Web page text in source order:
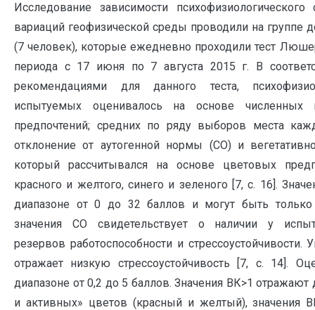
Исследование зависимости психофизиологического
вариаций геофизической среды проводили на группе
(7 человек), которые ежедневно проходили тест
периода с 17 июня по 7 августа 2015 г. В
рекомендациями для данного теста,
испытуемых оценивалось на основе численных
предпочтений; средних по ряду выборов места
отклонение от аутогенной нормы (СО) и
который рассчитывался на основе цветовых
красного и желтого, синего и зеленого [7, с. 16].
диапазоне от 0 до 32 баллов и могут быть
значения СО свидетельствует о наличии у
резервов работоспособности и стрессоустойчивости.
отражает низкую стрессоустойчивость [7, с. 14].
диапазоне от 0,2 до 5 баллов. Значения ВК>1
и активных» цветов (красный и желтый), значения